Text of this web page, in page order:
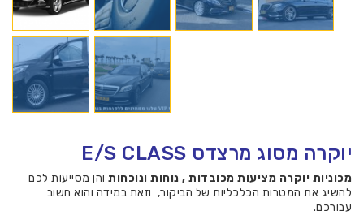
יוקרה מסוג מרצדס E/S CLASS
מכוניות יוקרה מציעות מכובדות , נוחות ונוכחות והן מסייעות לכם
להשיג את המטרות הכלכליות של הביקור, וזאת במידה והוא חשוב
עבורכם.